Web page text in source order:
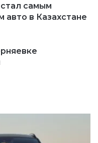
самым
авто в Казахстане